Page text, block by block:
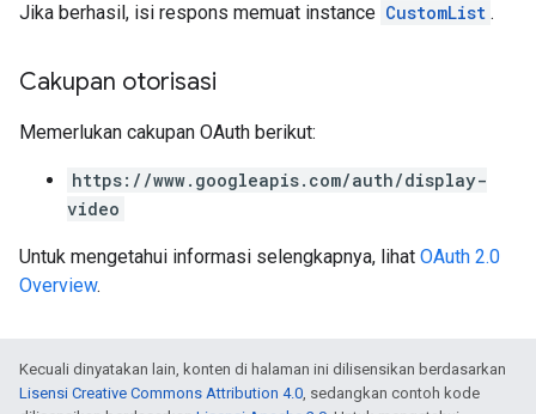
Jika berhasil, isi respons memuat instance CustomList .
Cakupan otorisasi
Memerlukan cakupan OAuth berikut:
https://www.googleapis.com/auth/display-
video
Untuk mengetahui informasi selengkapnya, lihat OAuth 2.0
Overview.
Kecuali dinyatakan lain, konten di halaman ini dilisensikan berdasarkan
Lisensi Creative Commons Attribution 4.0, sedangkan contoh kode